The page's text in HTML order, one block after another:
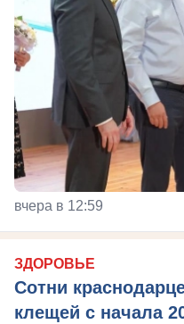
вчера в 12:59
ЗДОРОВЬЕ
Сотни
клещей с начала